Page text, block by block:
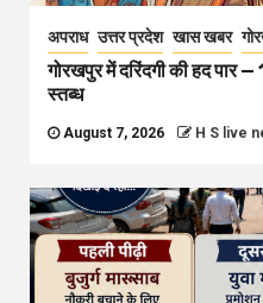
अपराध उत्तर प्रदेश खास खबर
गोरखपुर में दरिंदगी की हद पार
स्तब्ध
August 7, 2026 H S live